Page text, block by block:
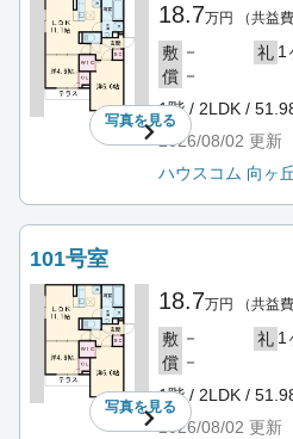
写真を見る
18.7万円 （共益
敷 － 礼 1
償 －
1階 / 2LDK /
2026/08/02 更新
ハウスコム 向ヶ
101号室
写真を見る
18.7万円 （共益
敷 － 礼 1
償 －
1階 / 2LDK /
2026/08/02 更新